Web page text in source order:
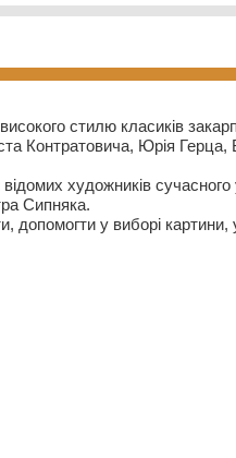
стилю класиків
Контратовича, Юрія
художників
Сипняка.
допомогти у виборі картини,